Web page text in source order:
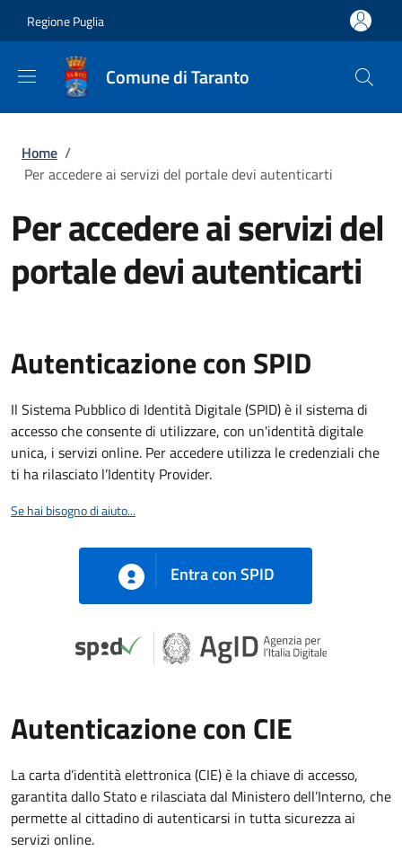
Regione Puglia
Comune di Taranto
Briciole di pane
Home /
Per accedere ai servizi del portale devi autenticarti
Per accedere ai servizi del
portale devi autenticarti
Autenticazione con SPID
Il Sistema Pubblico di Identità Digitale (SPID) è il sistema di
accesso che consente di utilizzare, con un'identità digitale
unica, i servizi online. Per accedere utilizza le credenziali che
ti ha rilasciato l’Identity Provider.
Se hai bisogno di aiuto...
Entra con SPID
Autenticazione con CIE
La carta d’identità elettronica (CIE) è la chiave di accesso,
garantita dallo Stato e rilasciata dal Ministero dell’Interno, che
permette al cittadino di autenticarsi in tutta sicurezza ai
servizi online.